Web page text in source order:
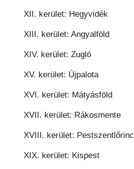
XII. kerület: Hegyvidék
XIII. kerület: Angyalföld
XIV. kerület: Zugló
XV. kerület: Újpalota
XVI. kerület: Mátyásföld
XVII. kerület: Rákosmente
XVIII. kerület: Pestszentlőrinc
XIX. kerület: Kispest